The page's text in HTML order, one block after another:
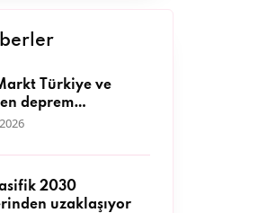
Türkiye ve
deprem
11 bini aşkın
2030
uzaklaşıyor